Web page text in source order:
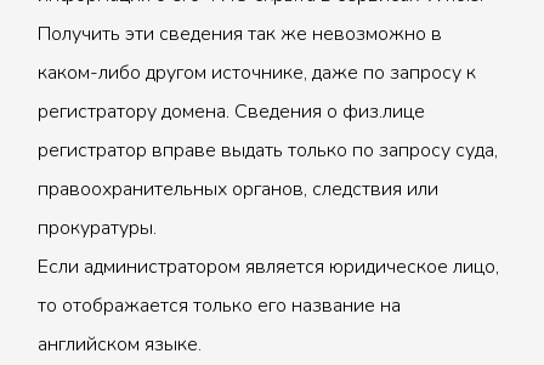
Получить эти сведения так же невозможно в
каком-либо другом источнике, даже по запросу к
регистратору домена. Сведения о физ.лице
регистратор вправе выдать только по запросу суда,
правоохранительных органов, следствия или
прокуратуры.
Если администратором является юридическое лицо,
то отображается только его название на
английском языке.